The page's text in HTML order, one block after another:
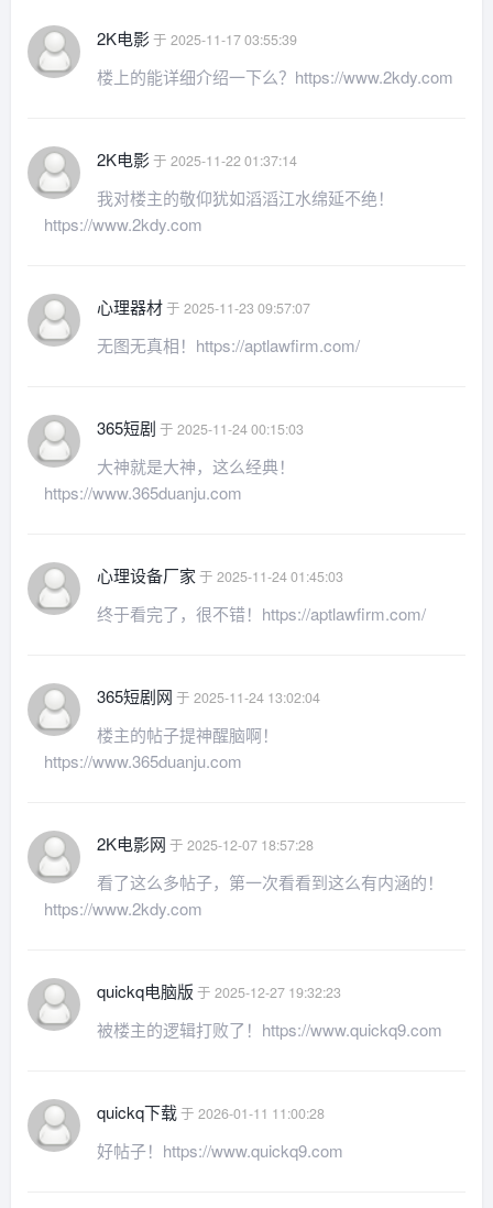
2K电影 于 2025-11-17 03:55:39
楼上的能详细介绍一下么？https://www.2kdy.com
2K电影 于 2025-11-22 01:37:14
我对楼主的敬仰犹如滔滔江水绵延不绝！
https://www.2kdy.com
心理器材于 2025-11-23 09:57:07
无图无真相！https://aptlawfirm.com/
365短剧 于 2025-11-24 00:15:03
大神就是大神，这么经典！
https://www.365duanju.com
心理设备厂家 于 2025-11-24 01:45:03
终于看完了，很不错！https://aptlawfirm.com/
365短剧网 于 2025-11-24 13:02:04
楼主的帖子提神醒脑啊！
https://www.365duanju.com
2K电影网 于 2025-12-07 18:57:28
看了这么多帖子，第一次看看到这么有内涵的！
https://www.2kdy.com
quickq电脑版 于 2025-12-27 19:32:23
被楼主的逻辑打败了！https://www.quickq9.com
quickq下载于 2026-01-11 11:00:28
好帖子！https://www.quickq9.com